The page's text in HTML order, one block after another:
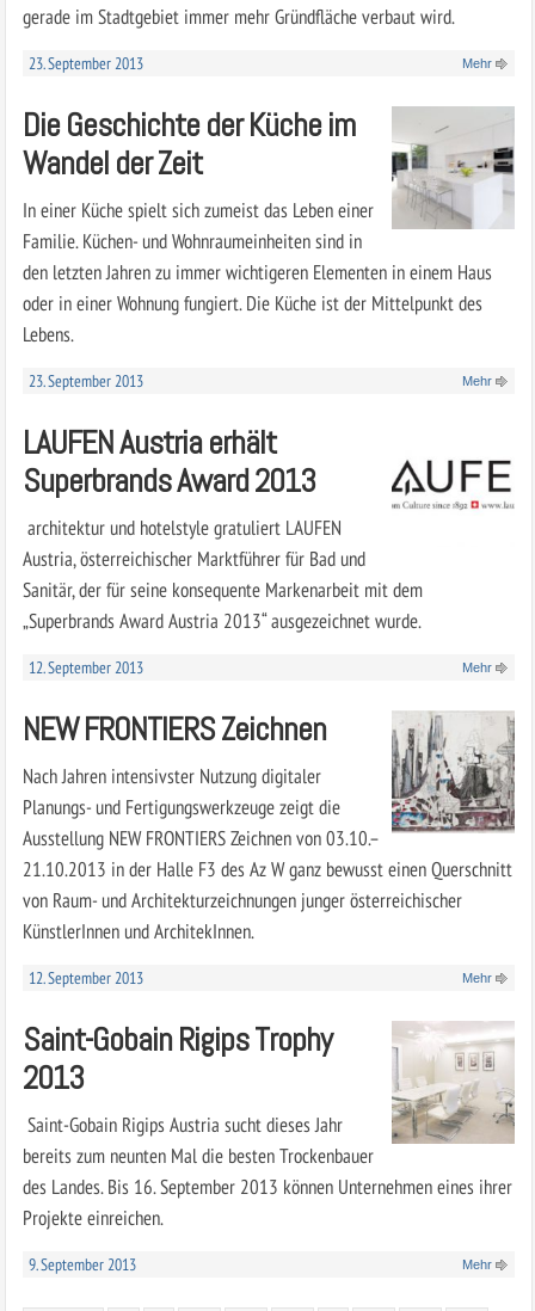
gerade im Stadtgebiet immer mehr Gründfläche verbaut wird.
23. September 2013 Mehr
Die Geschichte der Küche im
Wandel der Zeit
In einer Küche spielt sich zumeist das Leben einer
Familie. Küchen- und Wohnraumeinheiten sind in
den letzten Jahren zu immer wichtigeren Elementen in einem Haus
oder in einer Wohnung fungiert. Die Küche ist der Mittelpunkt des
Lebens.
23. September 2013 Mehr
LAUFEN Austria erhält
Superbrands Award 2013
architektur und hotelstyle gratuliert LAUFEN
Austria, österreichischer Marktführer für Bad und
Sanitär, der für seine konsequente Markenarbeit mit dem
„Superbrands Award Austria 2013“ ausgezeichnet wurde.
12. September 2013 Mehr
NEW FRONTIERS Zeichnen
Nach Jahren intensivster Nutzung digitaler
Planungs- und Fertigungswerkzeuge zeigt die
Ausstellung NEW FRONTIERS Zeichnen von 03.10.–
21.10.2013 in der Halle F3 des Az W ganz bewusst einen Querschnitt
von Raum- und Architekturzeichnungen junger österreichischer
KünstlerInnen und ArchitekInnen.
12. September 2013 Mehr
Saint-Gobain Rigips Trophy
2013
Saint-Gobain Rigips Austria sucht dieses Jahr
bereits zum neunten Mal die besten Trockenbauer
des Landes. Bis 16. September 2013 können Unternehmen eines ihrer
Projekte einreichen.
9. September 2013 Mehr